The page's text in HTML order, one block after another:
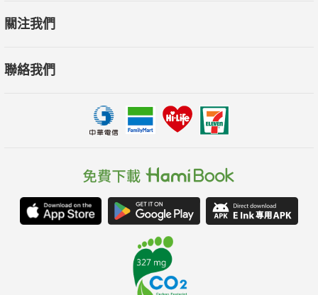
關注我們
聯絡我們